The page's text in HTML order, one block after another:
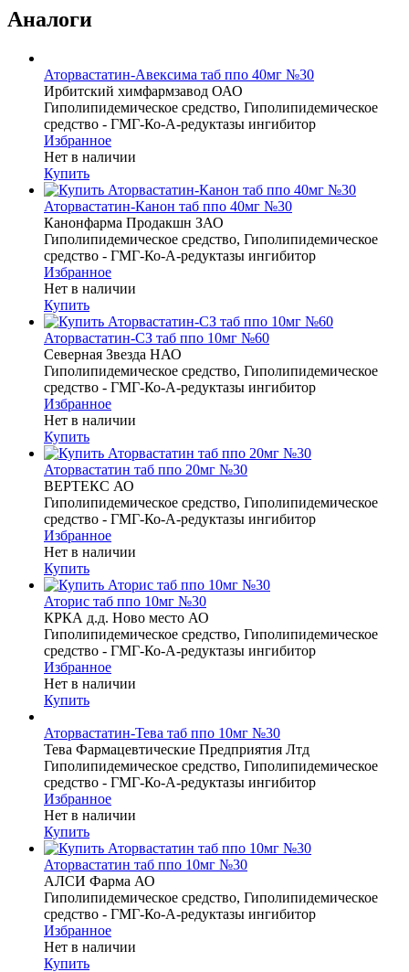
Аналоги
Аторвастатин-Авексима таб ппо 40мг №30
Ирбитский химфармзавод ОАО
Гиполипидемическое средство, Гиполипидемическое
средство - ГМГ-Ко-А-редуктазы ингибитор
Избранное
Нет в наличии
Купить
Аторвастатин-Канон таб ппо 40мг №30
Канонфарма Продакшн ЗАО
Гиполипидемическое средство, Гиполипидемическое
средство - ГМГ-Ко-А-редуктазы ингибитор
Избранное
Нет в наличии
Купить
Аторвастатин-СЗ таб ппо 10мг №60
Северная Звезда НАО
Гиполипидемическое средство, Гиполипидемическое
средство - ГМГ-Ко-А-редуктазы ингибитор
Избранное
Нет в наличии
Купить
Аторвастатин таб ппо 20мг №30
ВЕРТЕКС АО
Гиполипидемическое средство, Гиполипидемическое
средство - ГМГ-Ко-А-редуктазы ингибитор
Избранное
Нет в наличии
Купить
Аторис таб ппо 10мг №30
КРКА д.д. Ново место АО
Гиполипидемическое средство, Гиполипидемическое
средство - ГМГ-Ко-А-редуктазы ингибитор
Избранное
Нет в наличии
Купить
Аторвастатин-Тева таб ппо 10мг №30
Тева Фармацевтические Предприятия Лтд
Гиполипидемическое средство, Гиполипидемическое
средство - ГМГ-Ко-А-редуктазы ингибитор
Избранное
Нет в наличии
Купить
Аторвастатин таб ппо 10мг №30
АЛСИ Фарма АО
Гиполипидемическое средство, Гиполипидемическое
средство - ГМГ-Ко-А-редуктазы ингибитор
Избранное
Нет в наличии
Купить